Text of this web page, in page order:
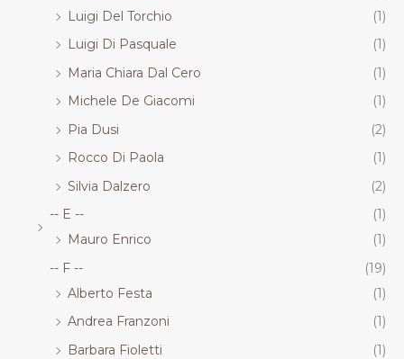
Luigi Del Torchio
(1)
Luigi Di Pasquale
(1)
Maria Chiara Dal Cero
(1)
Michele De Giacomi
(1)
Pia Dusi
(2)
Rocco Di Paola
(1)
Silvia Dalzero
(2)
-- E --
(1)
Mauro Enrico
(1)
-- F --
(19)
Alberto Festa
(1)
Andrea Franzoni
(1)
Barbara Fioletti
(1)